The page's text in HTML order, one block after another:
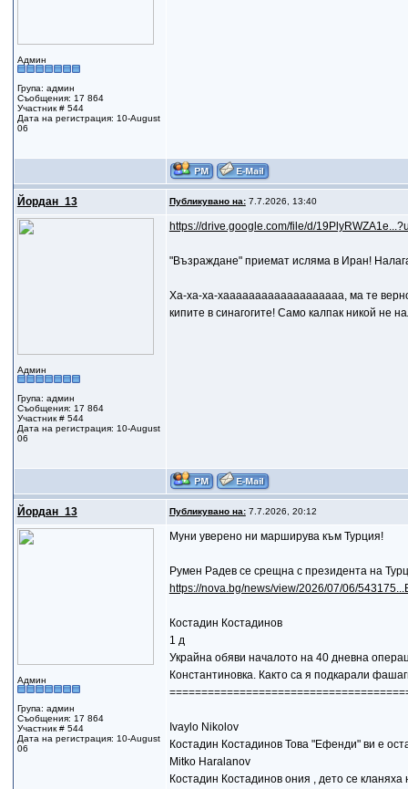
Админ
Група: админ
Съобщения: 17 864
Участник # 544
Дата на регистрация: 10-August
06
Йордан_13 Публикувано на:7.7.2026, 13:40
Админ
Група: админ
Съобщения: 17 864
Участник # 544
Дата на регистрация: 10-August
06
https://drive.google.com/file/d/
"Възраждане" приемат исляма в Иран!
Ха-ха-ха-хааааааааааааааааааа, ма те
кипите в синагогите! Само калпак никой не
Йордан_13 Публикувано на:7.7.2026, 20:12
Админ
Група: админ
Съобщения: 17 864
Участник # 544
Дата на регистрация: 10-August
06
Муни уверено ни марширува към Турция!
Румен Радев се срещна с президента на
https://nova.bg/news/view/2026/07/06/
Костадин Костадинов
1 д
Украйна обяви началото на 40 дневна
Константиновка. Както са я подкарали
Ivaylo Nikolov
Костадин Костадинов Това "Ефенди" ви е
Mitko Haralanov
Костадин Костадинов ония , дето се кланяха